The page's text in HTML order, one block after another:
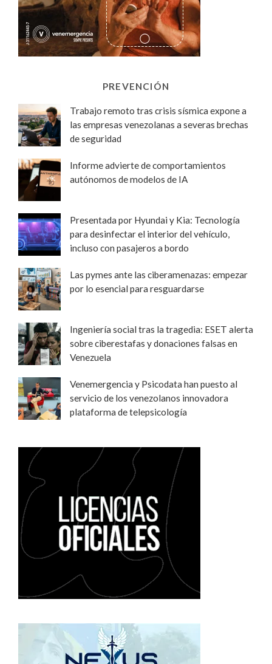
PREVENCIÓN
Trabajo remoto tras crisis sísmica expone a
las empresas venezolanas a severas brechas
de seguridad
Informe advierte de comportamientos
autónomos de modelos de IA
Presentada por Hyundai y Kia: Tecnología
para desinfectar el interior del vehículo,
incluso con pasajeros a bordo
Las pymes ante las ciberamenazas: empezar
por lo esencial para resguardarse
Ingeniería social tras la tragedia: ESET alerta
sobre ciberestafas y donaciones falsas en
Venezuela
Venemergencia y Psicodata han puesto al
servicio de los venezolanos innovadora
plataforma de telepsicología